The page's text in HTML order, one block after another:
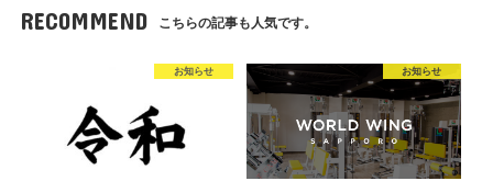
RECOMMEND こちらの記事も人気です。
お知らせ お知らせ